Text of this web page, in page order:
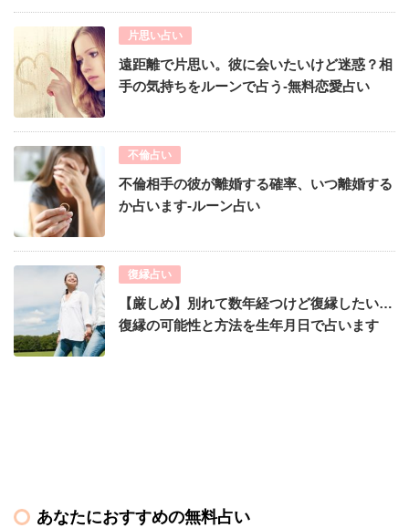
片思い占い
遠距離で片思い。彼に会いたいけど迷惑？相
手の気持ちをルーンで占う-無料恋愛占い
不倫占い
不倫相手の彼が離婚する確率、いつ離婚する
か占います-ルーン占い
復縁占い
【厳しめ】別れて数年経つけど復縁したい…
復縁の可能性と方法を生年月日で占います
あなたにおすすめの無料占い